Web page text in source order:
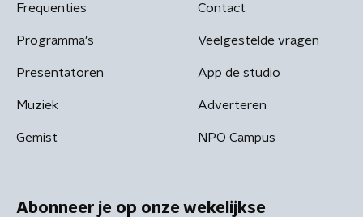
Frequenties
Programma's
Presentatoren
Muziek
Gemist
Contact
Veelgestelde vragen
App de studio
Adverteren
NPO Campus
Abonneer je op onze wekelijkse